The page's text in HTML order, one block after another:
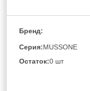
Бренд:
Серия:MUSSONE
Остаток:0 шт